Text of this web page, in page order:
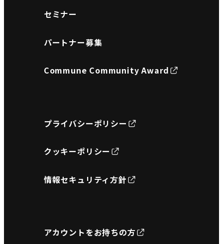
セミナー
パートナー募集
Commune Community Award
プライバシーポリシー
クッキーポリシー
情報セキュリティ方針
アカウントをお持ちの方